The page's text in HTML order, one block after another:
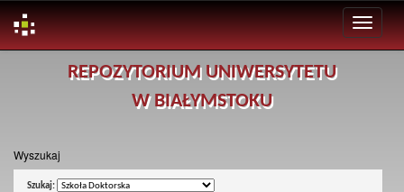
REPOZYTORIUM UNIWERSYTETU
W BIAŁYMSTOKU
Wyszukaj
Szukaj: